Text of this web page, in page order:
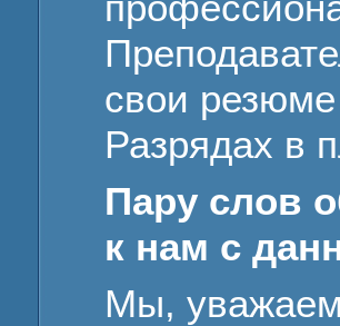
свои
Разрядах в
Пару слов
к нам с
Мы,